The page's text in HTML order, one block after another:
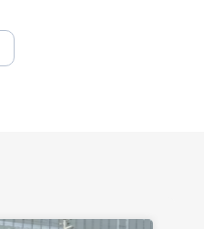
образцы и т.д. После
встретили Сергей с